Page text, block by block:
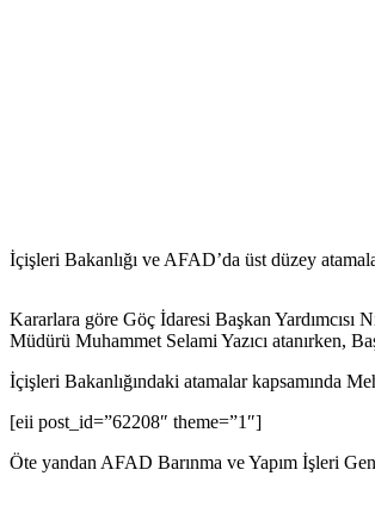
İçişleri Bakanlığı ve AFAD’da üst düzey
Kararlara göre Göç İdaresi Başkan
Müdürü Muhammet Selami Yazıcı atanırken,
İçişleri Bakanlığındaki atamalar kapsamında
[eii post_id=”62208″ theme=”1″]
Öte yandan AFAD Barınma ve Yapım İşleri